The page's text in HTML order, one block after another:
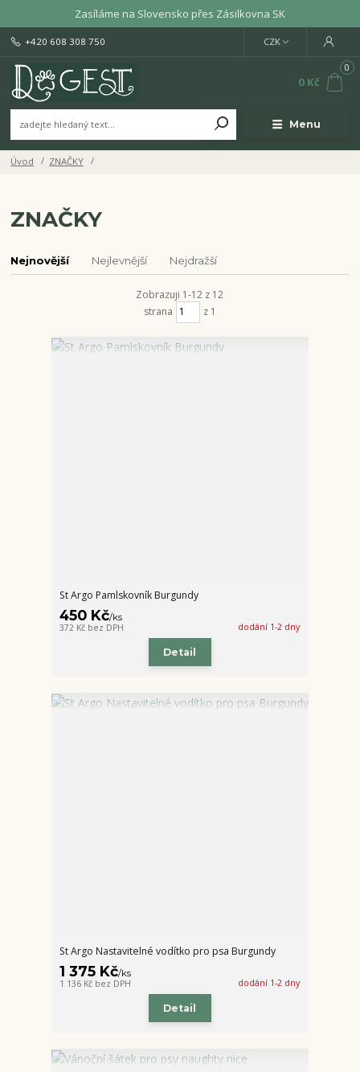
Zasíláme na Slovensko přes Zásilkovna SK
Menu
CZK
+420 608 308 750
0
0 Kč
Úvod ZNAČKY
ZNAČKY
Nejnovější Nejlevnější Nejdražší
Zobrazuji 1-12 z 12
strana
z 1
St Argo Pamlskovník Burgundy
450 Kč/ks
372 Kč bez DPH dodání 1-2 dny
Detail
St Argo Nastavitelné vodítko pro psa Burgundy
1 375 Kč/ks
1 136 Kč bez DPH dodání 1-2 dny
Detail